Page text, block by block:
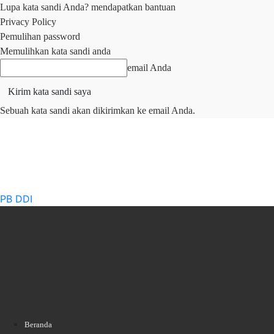
Lupa kata sandi Anda? mendapatkan bantuan
Privacy Policy
Pemulihan password
Memulihkan kata sandi anda
email Anda
Sebuah kata sandi akan dikirimkan ke email Anda.
PB DDI
Beranda